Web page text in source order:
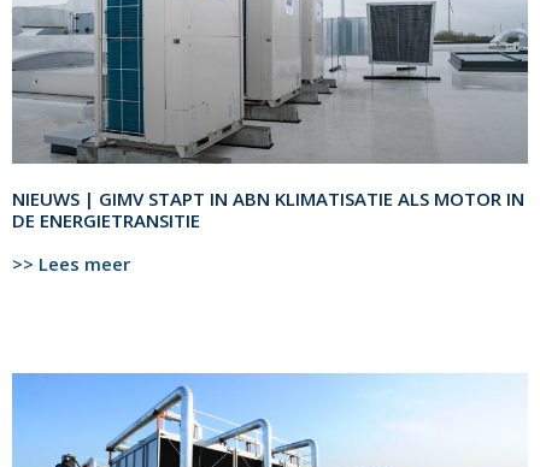
NIEUWS | GIMV STAPT IN ABN KLIMATISATIE ALS MOTOR IN
DE ENERGIETRANSITIE
>> Lees meer